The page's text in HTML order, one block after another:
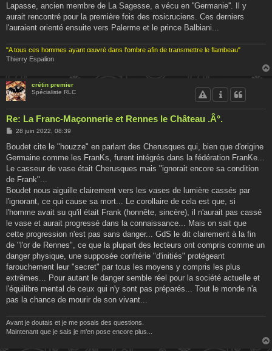
Lapasse, ancien membre de La Sagesse, a vécu en ''Germanie''. Il y
aurait rencontré pour la première fois des rosicruciens. Ces derniers
l'auraient orienté ensuite vers Palerme et le prince Balbiani...
"A tous ces hommes ayant œuvré dans l'ombre afin de transmettre le flambeau"
Thierry Espalion
crétin premier
Spécialiste RLC
Re: La Franc-Maçonnerie et Rennes le Château .Â°.
M
s
a
g
28 juin 2022, 08:39
Boudet cite le "houzze" en parlant des Cherusques qui, bien que d'origine
Germaine comme les FranKs, furent intégrés dans la fédération FranKe...
Le casseur de vase était Cherusques mais "ignorait encore sa condition
de Frank"...
Boudet nous aiguille clairement vers les vases de lumière cassés par
l'ignorant, ce qui cause sa mort... Le corollaire de cela est que, si
l'homme avait su qu'il était Frank (honnête, sincère), il n'aurait pas cassé
le vase et aurait progressé dans la connaissance... Mais on sait que
cette progression n'est pas sans danger... GdS le dit clairement à la fin
de "l'or de Rennes", ce que la plupart des lecteurs ont compris comme un
danger physique, une supposée confrérie "d'initiés" protégeant
farouchement leur "secret" par tous les moyens y compris les plus
extrêmes... Pour autant le danger semble réel pour la société actuelle et
l'équilibre mental de ceux qui n'y sont pas préparés... Tout le monde n'a
pas la chance de mourir de son vivant...
Avant je doutais et je me posais des questions.
Maintenant que je sais je m'en pose encore plus...